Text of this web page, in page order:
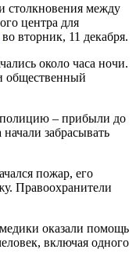
столкновения между
центра для
во вторник, 11 декабря.
около часа ночи.
общественный
полицию – прибыли до
забрасывать
пожар, его
Правоохранители
оказали помощь
включая одного